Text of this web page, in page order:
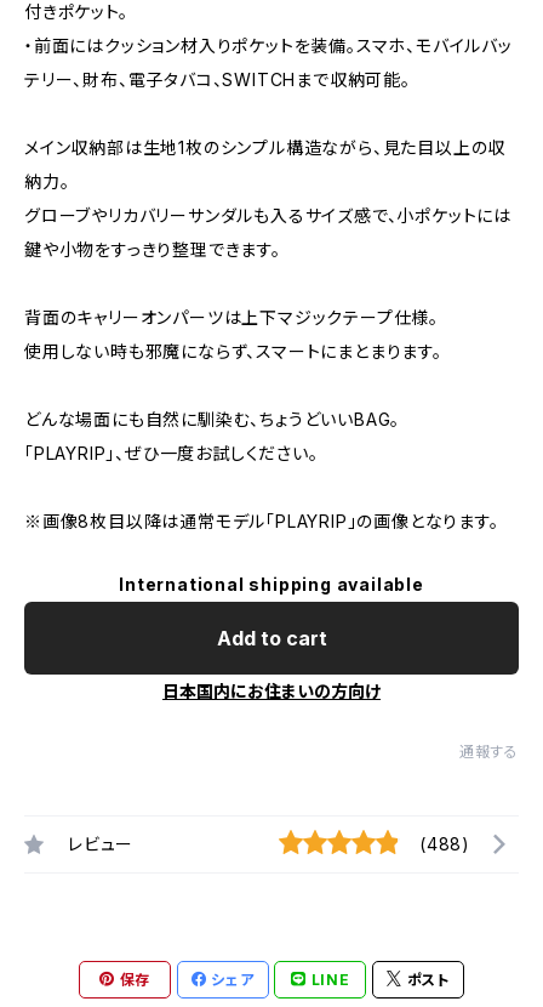
付きポケット。
・前面にはクッション材入りポケットを装備。スマホ、モバイルバッ
テリー、財布、電子タバコ、SWITCHまで収納可能。
メイン収納部は生地1枚のシンプル構造ながら、見た目以上の収
納力。
グローブやリカバリーサンダルも入るサイズ感で、小ポケットには
鍵や小物をすっきり整理できます。
背面のキャリーオンパーツは上下マジックテープ仕様。
使用しない時も邪魔にならず、スマートにまとまります。
どんな場面にも自然に馴染む、ちょうどいいBAG。
「PLAYRIP」、ぜひ一度お試しください。
※画像8枚目以降は通常モデル「PLAYRIP」の画像となります。
International shipping available
Add to cart
日本国内にお住まいの方向け
通報する
レビュー (488)
保存 シェア LINE ポスト